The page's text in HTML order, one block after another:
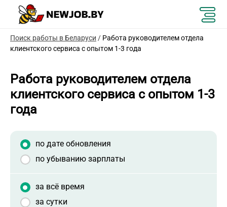
Поиск работы в Беларуси / Работа руководителем отдела
клиентского сервиса с опытом 1-3 года
Работа руководителем отдела
клиентского сервиса с опытом 1-3
года
по дате обновления
по убыванию зарплаты
за всё время
за сутки